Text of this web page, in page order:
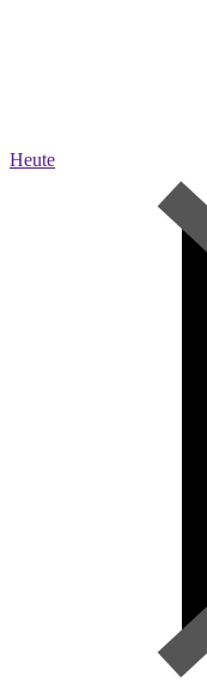
Heute